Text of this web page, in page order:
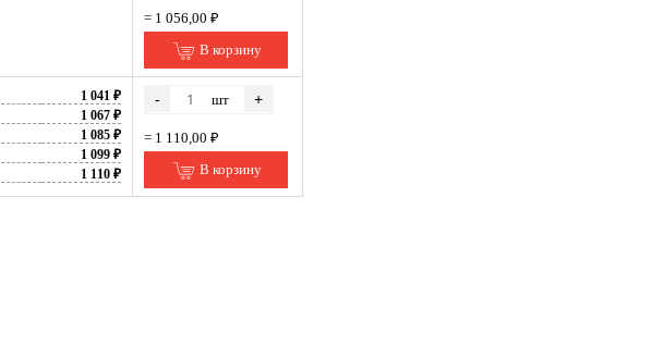
= 1 056,00 ₽
В корзину
1 041 ₽
1 067 ₽
1 085 ₽
1 099 ₽
1 110 ₽
- шт +
= 1 110,00 ₽
В корзину